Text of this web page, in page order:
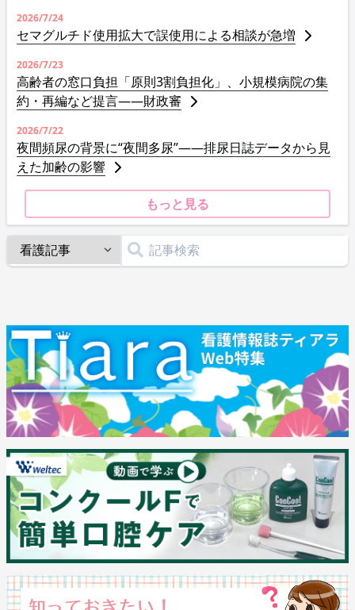
2026/7/24
セマグルチド使用拡大で誤使用による相談が急増
2026/7/23
高齢者の窓口負担「原則3割負担化」、小規模病院の集
約・再編など提言――財政審
2026/7/22
夜間頻尿の背景に“夜間多尿”――排尿日誌データから見
えた加齢の影響
もっと見る